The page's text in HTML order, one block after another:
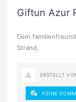
Giftun Azur
Dein
Strand.
ERSTELLT
KEINE